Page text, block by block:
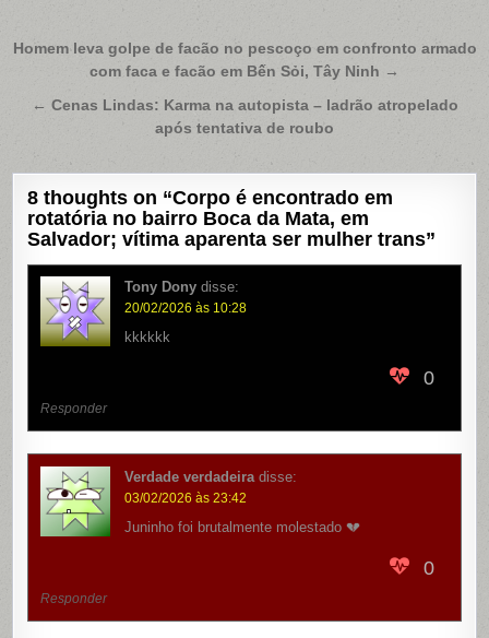
Navegação
Post
Homem leva golpe de facão no pescoço em confronto armado
com faca e facão em Bến Sỏi, Tây Ninh →
← Cenas Lindas: Karma na autopista – ladrão atropelado
após tentativa de roubo
8 thoughts on “Corpo é encontrado em
rotatória no bairro Boca da Mata, em
Salvador; vítima aparenta ser mulher trans”
Tony Dony disse:
20/02/2026 às 10:28
kkkkkk
0
Responder
Verdade verdadeira disse:
03/02/2026 às 23:42
Juninho foi brutalmente molestado 💔
0
Responder